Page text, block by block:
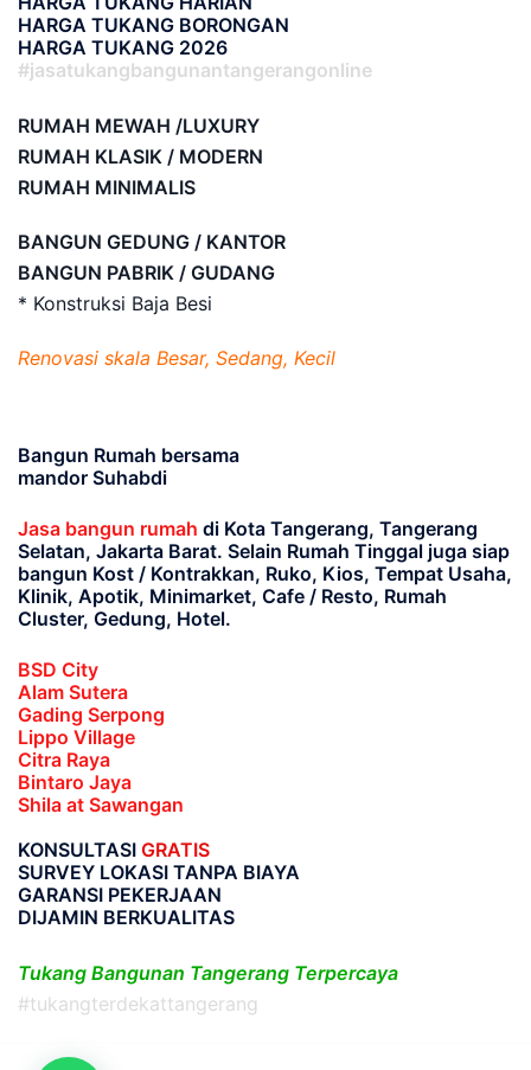
HARGA TUKANG BORONGAN
HARGA TUKANG 2026
#jasatukangbangunantangerangonline
RUMAH MEWAH /LUXURY
RUMAH KLASIK / MODERN
RUMAH MINIMALIS
BANGUN GEDUNG / KANTOR
BANGUN PABRIK / GUDANG
* Konstruksi Baja Besi
Renovasi skala Besar, Sedang, Kecil
Bangun Rumah bersama
mandor Suhabdi
Jasa bangun rumah di Kota Tangerang, Tangerang
Selatan, Jakarta Barat. Selain Rumah Tinggal juga siap
bangun Kost / Kontrakkan, Ruko, Kios, Tempat Usaha,
Klinik, Apotik, Minimarket, Cafe / Resto, Rumah
Cluster, Gedung, Hotel.
BSD City
Alam Sutera
Gading Serpong
Lippo Village
Citra Raya
Bintaro Jaya
Shila at Sawangan
KONSULTASI GRATIS
SURVEY LOKASI TANPA BIAYA
GARANSI PEKERJAAN
DIJAMIN BERKUALITAS
Tukang Bangunan Tangerang Terpercaya
#tukangterdekattangerang